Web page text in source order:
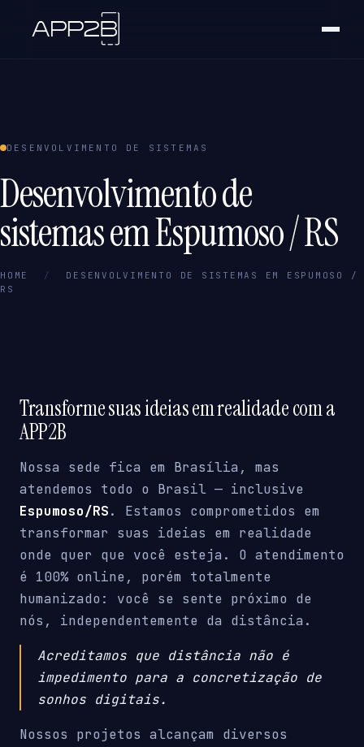
DESENVOLVIMENTO DE SISTEMAS
Desenvolvimento de
sistemas em Espumoso / RS
HOME /
DESENVOLVIMENTO DE SISTEMAS EM ESPUMOSO /
RS
Transforme suas ideias em realidade com a
APP2B
Nossa sede fica em Brasília, mas
atendemos todo o Brasil — inclusive
Espumoso/RS. Estamos comprometidos em
transformar suas ideias em realidade
onde quer que você esteja. O atendimento
é 100% online, porém totalmente
humanizado: você se sente próximo de
nós, independentemente da distância.
Acreditamos que distância não é
impedimento para a concretização de
sonhos digitais.
Nossos projetos alcançam diversos